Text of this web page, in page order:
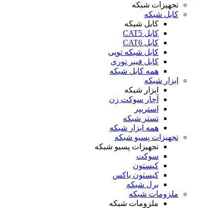
تجهیزات شبکه
کابل شبکه
کابل شبکه
کابل CAT5
کابل CAT6
کابل شبکه توپی
کابل فیبر نوری
همه کابل شبکه
ابزار شبکه
ابزار شبکه
آچار سوکت زن
استریپر
تستر شبکه
همه ابزار شبکه
تجهیزات پسیو شبکه
تجهیزات پسیو شبکه
سوکت
کیستون
کیستون باکس
برل شبکه
ملزومات شبکه
ملزومات شبکه